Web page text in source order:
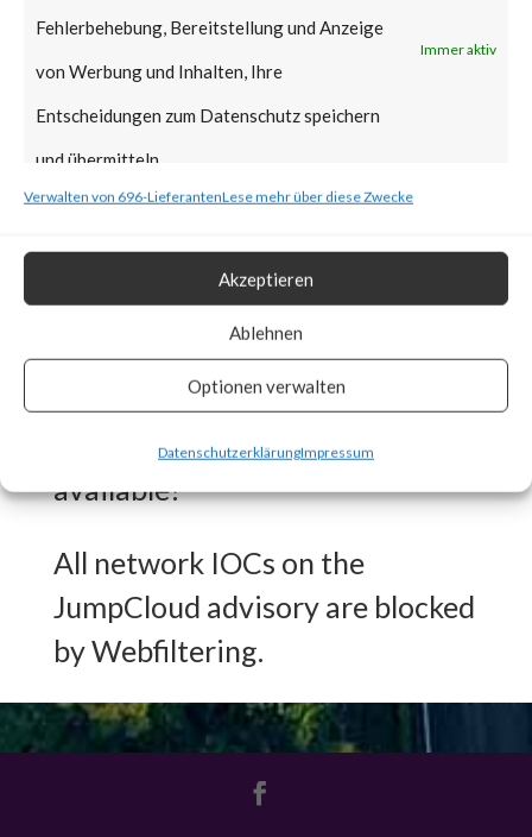
Fehlerbehebung, Bereitstellung und Anzeige
von Werbung und Inhalten, Ihre
Entscheidungen zum Datenschutz speichern
und übermitteln.
Immer aktiv
Verwalten von 696-LieferantenLese mehr über diese Zwecke
Akzeptieren
Ablehnen
Optionen verwalten
DatenschutzerklärungImpressum
supply-chain attack that hit 3CX
in March of this year. While this
attack is believed to be
financially motivated, the
perpetrators may have deployed
(ransomware, wipers, etc.) or
engaged in other malicious
activities.
What FortiGuard Coverage is
available?
All network IOCs on the
JumpCloud advisory are blocked
by Webfiltering.